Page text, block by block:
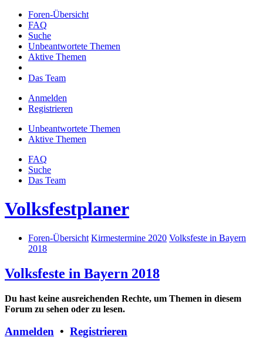
Foren-Übersicht
FAQ
Suche
Unbeantwortete Themen
Aktive Themen
Das Team
Anmelden
Registrieren
Unbeantwortete Themen
Aktive Themen
FAQ
Suche
Das Team
Volksfestplaner
Foren-Übersicht Kirmestermine 2020 Volksfeste in Bayern
2018
Volksfeste in Bayern 2018
Du hast keine ausreichenden Rechte, um Themen in diesem
Forum zu sehen oder zu lesen.
Anmelden • Registrieren